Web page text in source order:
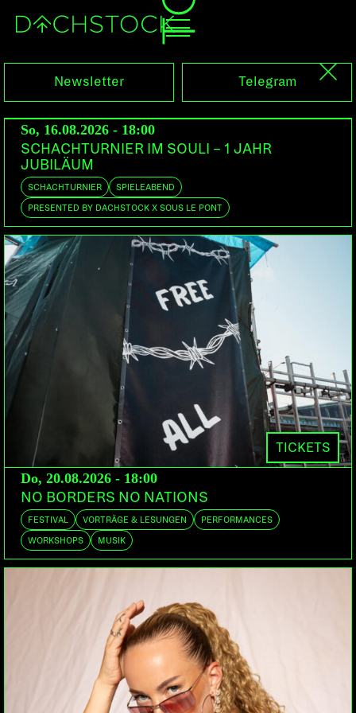
Fr, 03.02.2012
DEAD BUNNY
THE SHIT CH/US | Subversiv Records
TRASHY LULLABIES
TROTTLES OF THE DEAD
DOORS:
Bern bringt seit Jahren grossartige Rockbands
hervor- dies kann an diesem Berner-Rock Freitag
mal wieder am eigenen Ohr und Leib erfahren
werden.
Dead Bunny: Die drei Herren haben sich mit den
Luzerner Soundscape (Rock, Alternative) und den
Berner Go Go Ghouls (60′ Rock) ihre Sporen
abverdient und betraten Anfang 2011 mit einer
Newsletter Telegram
So, 16.08.2026 - 18:00
SCHACHTURNIER IM SOULI – 1 JAHR
JUBILÄUM
SCHACHTURNIER SPIELEABEND
PRESENTED BY DACHSTOCK X SOUS LE PONT
TICKETS
Do, 20.08.2026 - 18:00
NO BORDERS NO NATIONS
FESTIVAL VORTRÄGE & LESUNGEN PERFORMANCES
WORKSHOPS MUSIK